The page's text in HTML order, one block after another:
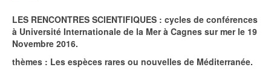
LES RENCONTRES SCIENTIFIQUES : cycles de conférences
à Université Internationale de la Mer à Cagnes sur mer le 19
Novembre 2016.
thèmes : Les espèces rares ou nouvelles de Méditerranée.